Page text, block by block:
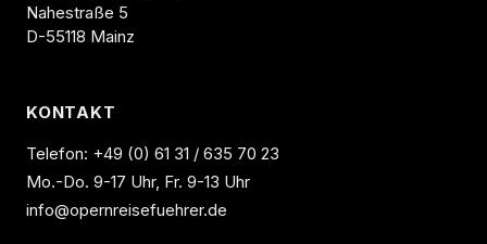
Nahestraße 5
D-55118 Mainz
KONTAKT
Telefon: +49 (0) 61 31 / 635 70 23
Mo.-Do. 9-17 Uhr, Fr. 9-13 Uhr
info@opernreisefuehrer.de